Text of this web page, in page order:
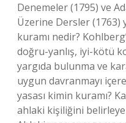
Denemeler (1795) ve
Üzerine Dersler (1763)
kuramı nedir?
doğru-yanlış, iyi-kötü
yargıda bulunma ve
uygun davranmayı
yasası kimin kuramı?
ahlaki kişiliğini